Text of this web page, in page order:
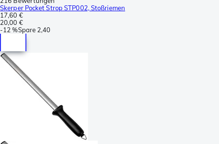
Skerper Pocket Strop STP002, Stoßriemen
17,60 €
20,00 €
-12 %Spare 2,40